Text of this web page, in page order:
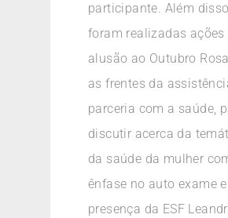
participante. Além
foram realizadas ações
alusão ao Outubro
as frentes da
parceria com a saúde,
discutir acerca da
da saúde da mulher
ênfase no auto exame
presença da ESF